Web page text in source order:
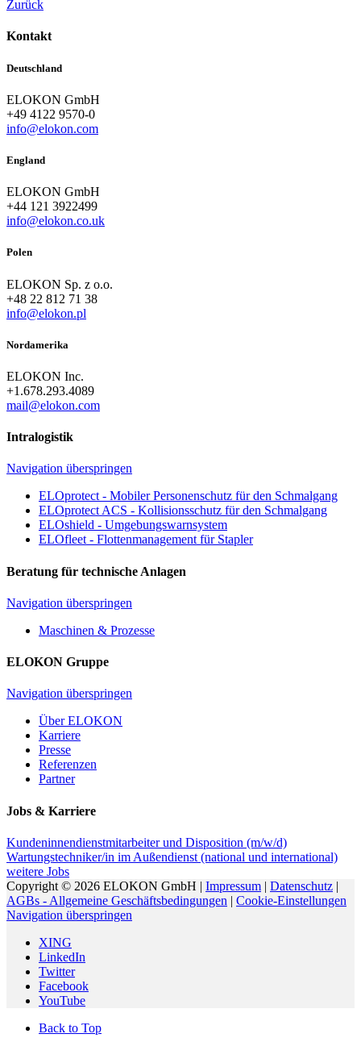
Zurück
Kontakt
Deutschland
ELOKON GmbH
+49 4122 9570-0
info@elokon.com
England
ELOKON GmbH
+44 121 3922499
info@elokon.co.uk
Polen
ELOKON Sp. z o.o.
+48 22 812 71 38
info@elokon.pl
Nordamerika
ELOKON Inc.
+1.678.293.4089
mail@elokon.com
Intralogistik
Navigation überspringen
ELOprotect - Mobiler Personenschutz für den Schmalgang
ELOprotect ACS - Kollisionsschutz für den Schmalgang
ELOshield - Umgebungswarnsystem
ELOfleet - Flottenmanagement für Stapler
Beratung für technische Anlagen
Navigation überspringen
Maschinen & Prozesse
ELOKON Gruppe
Navigation überspringen
Über ELOKON
Karriere
Presse
Referenzen
Partner
Jobs & Karriere
Kundeninnendienstmitarbeiter und Disposition (m/w/d)
Wartungstechniker/in im Außendienst (national und international)
weitere Jobs
Copyright © 2026 ELOKON GmbH | Impressum | Datenschutz |
AGBs - Allgemeine Geschäftsbedingungen | Cookie-Einstellungen
Navigation überspringen
XING
LinkedIn
Twitter
Facebook
YouTube
Back to Top